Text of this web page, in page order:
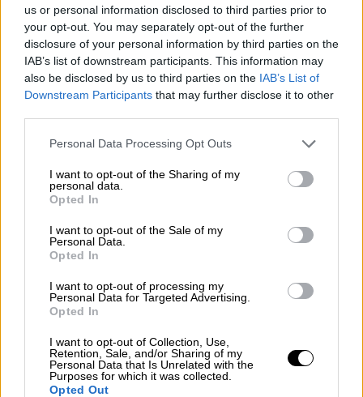
us or personal information disclosed to third parties prior to
your opt-out. You may separately opt-out of the further
disclosure of your personal information by third parties on the
IAB’s list of downstream participants. This information may
also be disclosed by us to third parties on the IAB’s List of
Downstream Participants that may further disclose it to other
Please note that this website/app uses one or more Google
not limited to your visit or usage behaviour. You may click to
grant or deny consent to Google and its third-party tags to
use your data for below specified purposes in below Google
consent section.
Personal Data Processing Opt Outs
I want to opt-out of the Sharing of my
personal data.
Opted In
I want to opt-out of the Sale of my
Personal Data.
Opted In
I want to opt-out of processing my
Personal Data for Targeted Advertising.
Opted In
I want to opt-out of Collection, Use,
Retention, Sale, and/or Sharing of my
Personal Data that Is Unrelated with the
Purposes for which it was collected.
Opted Out
Το Δικαστικό Συμβούλιο Ηρακλείου
αποφάσισε να αφεθεί ελεύθερος υπό
αυστηρούς όρους ο 23χρονος ανιψιός του
ΦανούρηΚαργάκη, ο οποίοςκατηγορείται για
την τοποθέτηση του εκρηκτικού μηχανισμού
σε σπίτι της οικογένειας Φραγκιαδάκη.
ΔΙΑΒΑΣΤΕ ΕΠΙΣΗΣ
Ελλάδα|21.11.2025 12:25
Ζευγάρι έφαγε μαύρα μανιτάρια και
νοσηλεύεται με οξεία ηπατική
ανεπάρκεια στο ΑΧΕΠΑ
Μεταξύ των όρων που του επιβλήθηκαν,
σύμφωνα με τοcretalive.gr , είναι η
καταβολή
χρηματικής εγγύησης ύψους 100.000 ευρώ,